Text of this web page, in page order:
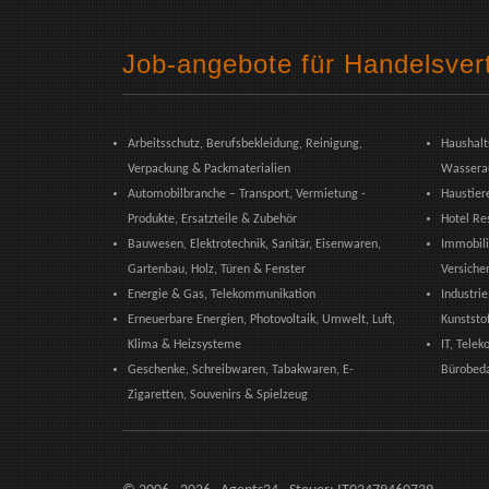
Job-angebote für
Arbeitsschutz, Berufsbekleidung, Reinigung,
Verpackung & Packmaterialien
Automobilbranche – Transport, Vermietung -
Produkte, Ersatzteile & Zubehör
Bauwesen, Elektrotechnik, Sanitär, Eisenwaren,
Gartenbau, Holz, Türen & Fenster
Energie & Gas, Telekommunikation
Erneuerbare Energien, Photovoltaik, Umwelt, Luft,
Klima & Heizsysteme
Geschenke, Schreibwaren, Tabakwaren, E-
Zigaretten, Souvenirs & Spielzeug
Hotel
IT,